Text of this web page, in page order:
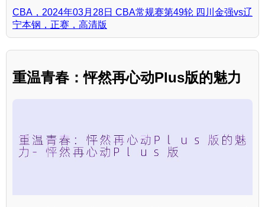
CBA，2024年03月28日 CBA常规赛第49轮 四川金强vs辽
宁本钢，正赛，高清版
重温青春：怦然再心动Plus版的魅力